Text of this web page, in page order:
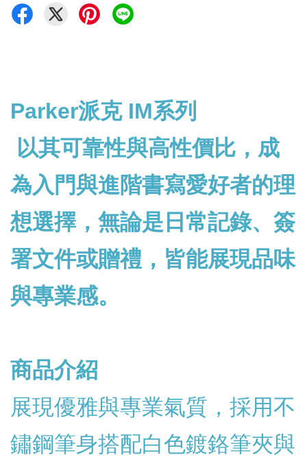
Parker派克 IM系列
以其可靠性與高性價比，成
為入門與進階書寫愛好者的理
想選擇，無論是日常記錄、簽
署文件或贈禮，皆能展現品味
與專業感。
商品介紹
展現優雅與專業氣質，採用不
鏽鋼筆身搭配白色鍍鉻筆夾與